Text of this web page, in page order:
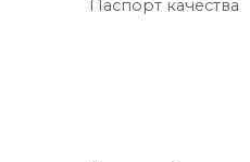
Паспорт качества